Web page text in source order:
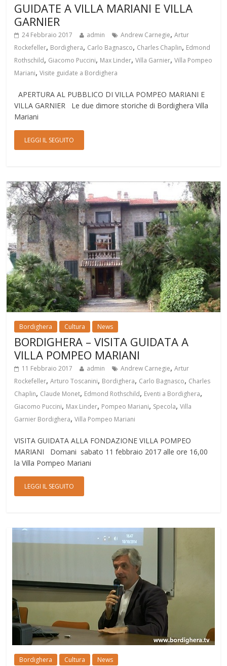
GUIDATE A VILLA MARIANI E VILLA
GARNIER
24 Febbraio 2017 admin Andrew Carnegie,Artur
Rockefeller, Bordighera, Carlo Bagnasco, Charles Chaplin, Edmond
Rothschild, Giacomo Puccini, Max Linder,Villa Garnier,Villa Pompeo
Mariani,Visite guidate a Bordighera
APERTURA AL PUBBLICO DI VILLA POMPEO MARIANI E
VILLA GARNIER Le due dimore storiche di Bordighera Villa
Mariani
LEGGI IL SEGUITO
Bordighera Cultura News
BORDIGHERA – VISITA GUIDATA A
VILLA POMPEO MARIANI
11 Febbraio 2017 admin Andrew Carnegie,Artur
Rockefeller,Arturo Toscanini, Bordighera, Carlo Bagnasco, Charles
Chaplin, Claude Monet, Edmond Rothschild, Eventi a Bordighera,
Giacomo Puccini, Max Linder, Pompeo Mariani, Specola,Villa
Garnier Bordighera,Villa Pompeo Mariani
VISITA GUIDATA ALLA FONDAZIONE VILLA POMPEO
MARIANI Domani sabato 11 febbraio 2017 alle ore 16,00
la Villa Pompeo Mariani
LEGGI IL SEGUITO
Bordighera Cultura News